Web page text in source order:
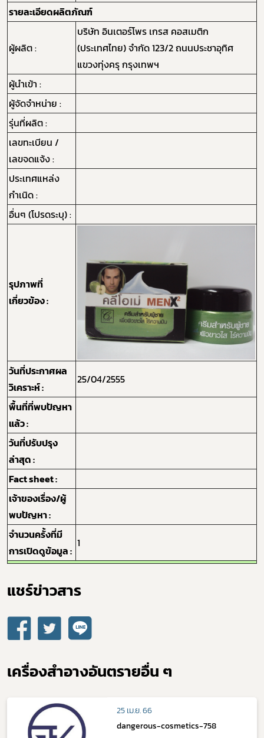
รายละเอียดผลิตภัณฑ์
ผู้ผลิต :
บริษัท อินเตอร์โพร เกรส คอสเมติก
(ประเทศไทย) จำกัด 123/2 ถนนประชาอุทิศ
แขวงทุ่งครุ กรุงเทพฯ
ผู้นำเข้า :
ผู้จัดจำหน่าย :
รุ่นที่ผลิต :
เลขทะเบียน /
เลขจดแจ้ง :
ประเทศแหล่ง
กำเนิด :
อื่นๆ (โปรดระบุ) :
รุปภาพที่
เกี่ยวข้อง :
วันที่ประกาศผล
วิเคราะห์ :
25/04/2555
พื้นที่ที่พบปัญหา
แล้ว :
วันที่ปรับปรุง
ล่าสุด :
Fact sheet :
เจ้าของเรื่อง/ผู้
พบปัญหา :
จำนวนครั้งที่มี
การเปิดดูข้อมูล :
1
แชร์ข่าวสาร​
เครื่องสำอางอันตรายอื่น ๆ
25 เม.ย. 66
dangerous-cosmetics-758
เลือกหัวข้อที่ท่านต้องการ Subscribe